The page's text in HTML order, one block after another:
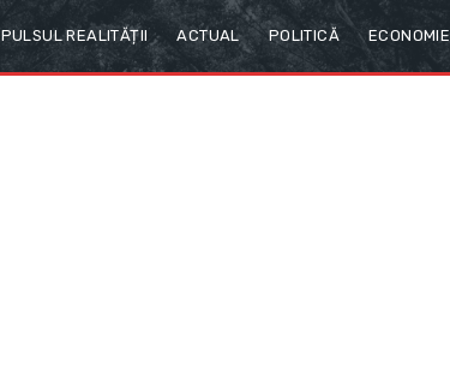
PULSUL REALITĂȚII ACTUAL POLITICĂ ECONOMIE